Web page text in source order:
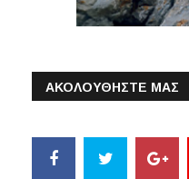
ΑΚΟΛΟΥΘΗΣΤΕ ΜΑΣ